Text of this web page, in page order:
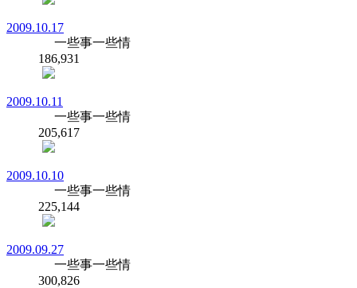
2009.10.17
一些事一些情
186,931
2009.10.11
一些事一些情
205,617
2009.10.10
一些事一些情
225,144
2009.09.27
一些事一些情
300,826